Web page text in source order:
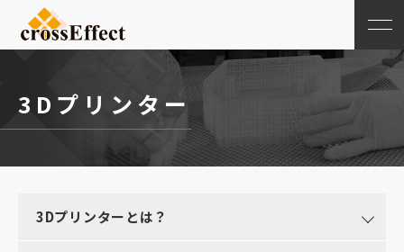
3Dプリンター
3Dプリンターとは？